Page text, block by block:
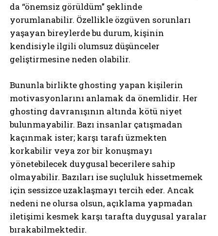
da “önemsiz görüldüm” şeklinde
yorumlanabilir. Özellikle özgüven sorunları
yaşayan bireylerde bu durum, kişinin
kendisiyle ilgili olumsuz düşünceler
geliştirmesine neden olabilir.
Bununla birlikte ghosting yapan kişilerin
motivasyonlarını anlamak da önemlidir. Her
ghosting davranışının altında kötü niyet
bulunmayabilir. Bazı insanlar çatışmadan
kaçınmak ister; karşı tarafı üzmekten
korkabilir veya zor bir konuşmayı
yönetebilecek duygusal becerilere sahip
olmayabilir. Bazıları ise suçluluk hissetmemek
için sessizce uzaklaşmayı tercih eder. Ancak
nedeni ne olursa olsun, açıklama yapmadan
iletişimi kesmek karşı tarafta duygusal yaralar
bırakabilmektedir.